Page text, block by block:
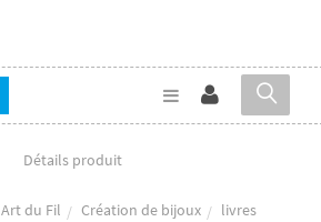
Détails produit
Art du Fil Création de bijoux
livres